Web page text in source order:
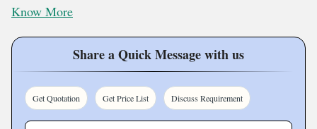
Know More
Share a Quick Message with us
Get Quotation Get Price List Discuss Requirement